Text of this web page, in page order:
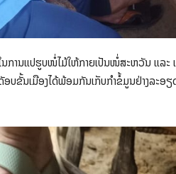
ນການແປຮູບໜໍ່ໄມ້ໃຫ້ກາຍເປັນໜໍ່ສະຫວັນ ແລະ
ບຂັ້ນເມືອງໄດ້ພ້ອມກັນເກັບກຳຂໍ້ມູນຢ່າງລ